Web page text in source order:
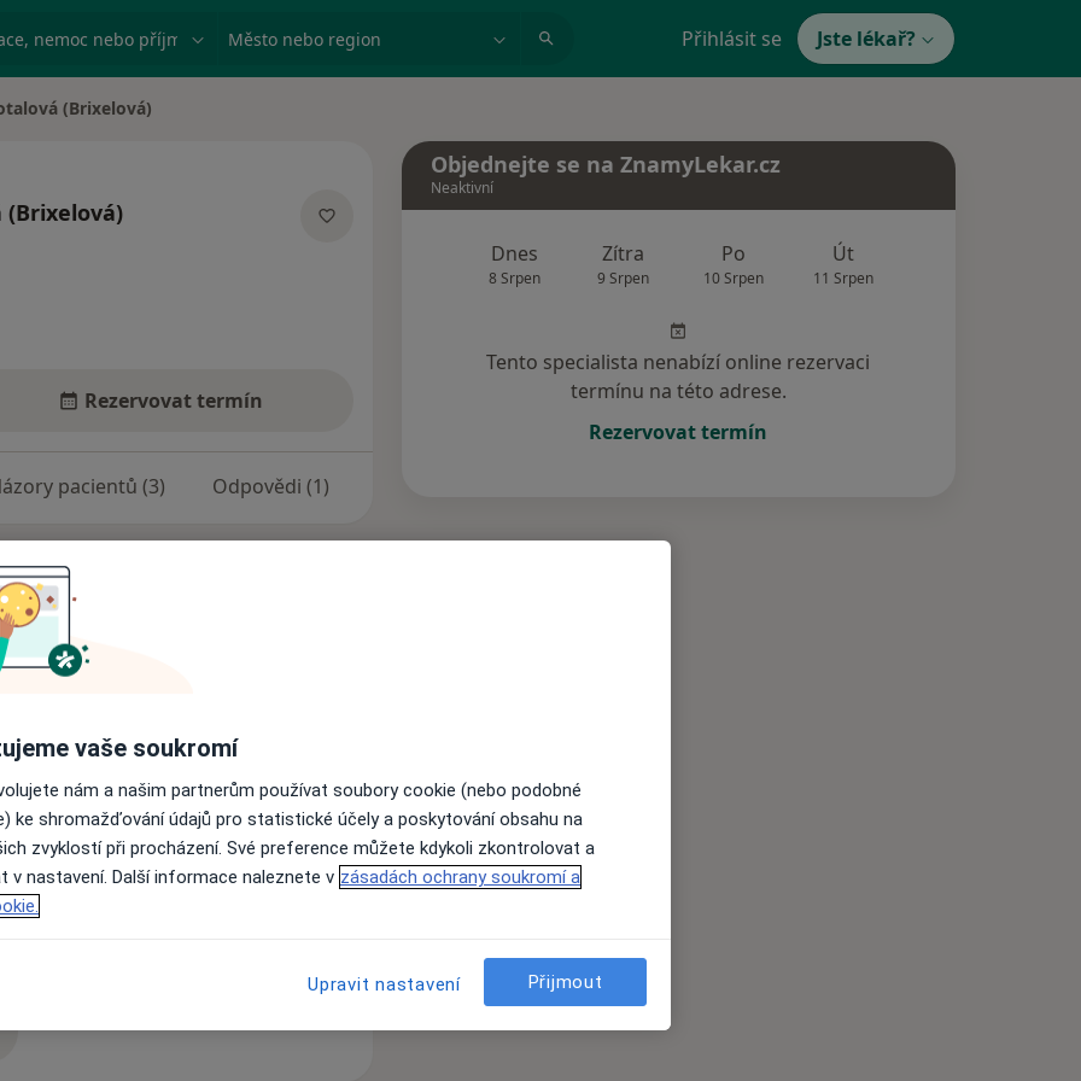
nemoc nebo příjmení Město nebo region Přihlásit se Jste lékař?
(Brixelová)
Rezervovat termín
pacientů (3) Odpovědi (1)
krizová interventka. Poskytuji
sezení pro dospělou
skupinovou i párovou
Přístupu zaměřeného na klienta
nebo-li terapii zaměřenou na
směr je nedirektivní,
sebe něco změnit. K této činnosti
vzdělání.
se odvíjí podle toho, s čím
se v jeho životě postupně
alespoň 6 setkání. V každém
Objednejte se na ZnamyLekar.cz
Neaktivní
Dnes
8 Srpen
Zítra
9 Srpen
Po
10 Srpen
Út
11 Srpen
Tento specialista nenabízí online rezervaci
termínu na této adrese.
Rezervovat termín
vaše soukromí
nám a našim partnerům používat soubory cookie (nebo podobné
ke shromažďování údajů pro statistické účely a poskytování obsahu na
zvyklostí při procházení. Své preference můžete kdykoli zkontrolovat a
v nastavení. Další informace naleznete v zásadách ochrany soukromí a
Upravit nastavení Přijmout